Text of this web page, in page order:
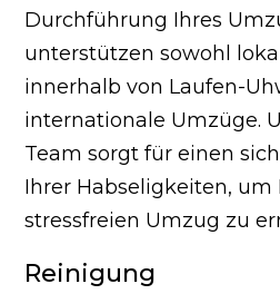
Durchführung Ihres
unterstützen sowohl
innerhalb von Laufen-
internationale Umzüge.
Team sorgt für einen
Ihrer Habseligkeiten, um
stressfreien Umzug zu
Reinigung